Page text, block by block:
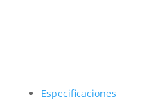
Especificaciones